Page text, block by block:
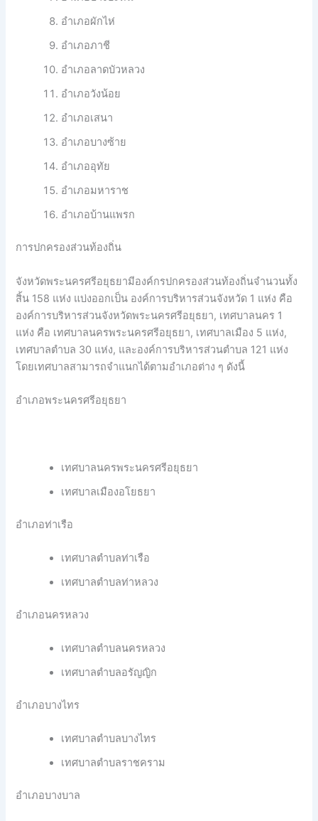
อำเภอผักไห่
อำเภอภาชี
อำเภอลาดบัวหลวง
อำเภอวังน้อย
อำเภอเสนา
อำเภอบางซ้าย
อำเภออุทัย
อำเภอมหาราช
อำเภอบ้านแพรก
การปกครองส่วนท้องถิ่น
จังหวัดพระนครศรีอยุธยามีองค์กรปกครองส่วนท้องถิ่นจำนวนทั้ง
สิ้น 158 แห่ง แบ่งออกเป็น องค์การบริหารส่วนจังหวัด 1 แห่ง คือ
องค์การบริหารส่วนจังหวัดพระนครศรีอยุธยา, เทศบาลนคร 1
แห่ง คือ เทศบาลนครพระนครศรีอยุธยา, เทศบาลเมือง 5 แห่ง,
เทศบาลตำบล 30 แห่ง, และองค์การบริหารส่วนตำบล 121 แห่ง
โดยเทศบาลสามารถจำแนกได้ตามอำเภอต่าง ๆ ดังนี้
อำเภอพระนครศรีอยุธยา
เทศบาลนครพระนครศรีอยุธยา
เทศบาลเมืองอโยธยา
อำเภอท่าเรือ
เทศบาลตำบลท่าเรือ
เทศบาลตำบลท่าหลวง
อำเภอนครหลวง
เทศบาลตำบลนครหลวง
เทศบาลตำบลอรัญญิก
อำเภอบางไทร
เทศบาลตำบลบางไทร
เทศบาลตำบลราชคราม
อำเภอบางบาล